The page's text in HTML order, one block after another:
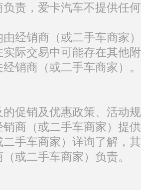
责，爱卡汽车不提供任
由经销商（或二手车商家
际交易中可能存在其他
销商（或二手车商家）。
促销及优惠政策、活动
商（或二手车商家）提
手车商家）详询了解，
或二手车商家）负责。